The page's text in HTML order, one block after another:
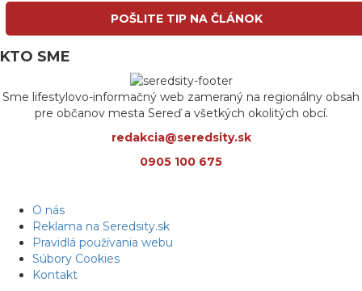
POŠLITE TIP NA ČLÁNOK
KTO SME
Sme lifestylovo-informačný web zameraný na regionálny obsah
pre občanov mesta Sereď a všetkých okolitých obcí.
redakcia@seredsity.sk
0905 100 675
O nás
Reklama na Seredsity.sk
Pravidlá používania webu
Súbory Cookies
Kontakt